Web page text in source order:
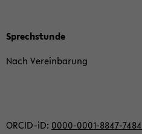
Sprech­stun­de
Nach Ver­ein­ba­rung
ORCID-​iD: 0000-​0001-8847-7484